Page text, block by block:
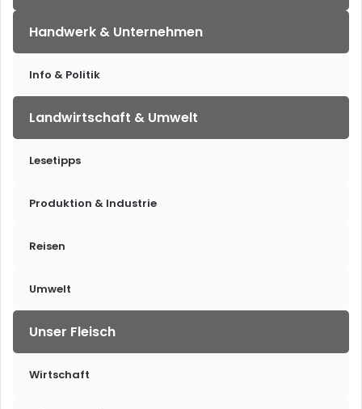
Handwerk & Unternehmen
Info & Politik
Landwirtschaft & Umwelt
Lesetipps
Produktion & Industrie
Reisen
Umwelt
Unser Fleisch
Wirtschaft